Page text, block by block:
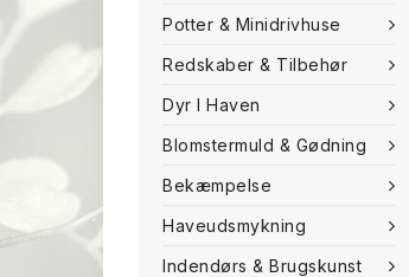
Potter & Minidrivhuse
Redskaber & Tilbehør
Dyr I Haven
Blomstermuld & Gødning
Bekæmpelse
Haveudsmykning
Indendørs & Brugskunst